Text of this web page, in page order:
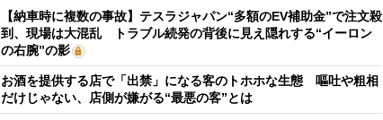
【納車時に複数の事故】テスラジャパン“多額のEV補助金”で注文殺
到、現場は大混乱 トラブル続発の背後に見え隠れする“イーロン
の右腕”の影
お酒を提供する店で「出禁」になる客のトホホな生態 嘔吐や粗相
だけじゃない、店側が嫌がる“最悪の客”とは